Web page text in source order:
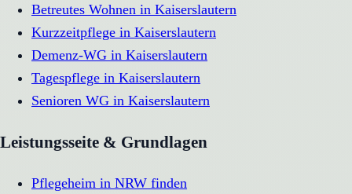
Betreutes Wohnen in Kaiserslautern
Kurzzeitpflege in Kaiserslautern
Demenz-WG in Kaiserslautern
Tagespflege in Kaiserslautern
Senioren WG in Kaiserslautern
Leistungsseite & Grundlagen
Pflegeheim in NRW finden